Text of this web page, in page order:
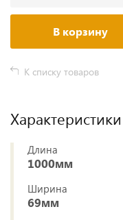
В корзину
К списку товаров
Характеристики
Длина
1000мм
Ширина
69мм